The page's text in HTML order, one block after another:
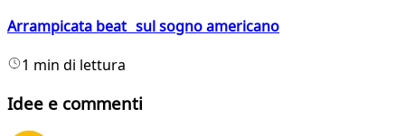
Arrampicata beat sul sogno americano
1 min di lettura
Idee e commenti